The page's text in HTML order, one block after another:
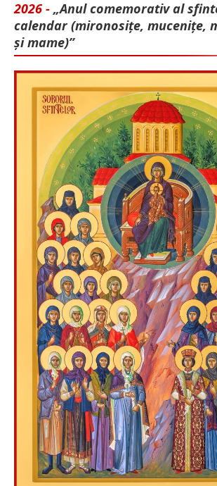
2026 - „Anul comemorativ al
calendar (mironosițe, mu­cenițe,
și mame)”